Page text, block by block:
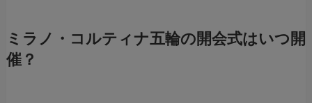
ミラノ・コルティナ五輪の開会式はいつ開
催？